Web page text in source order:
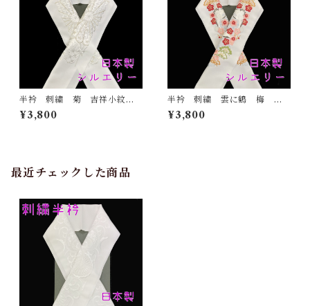
半衿 刺繍 菊 吉祥小紋
銀 白地 シルエリー 新合
繊 日本製 刺繍衿 和装小
¥3,800
半衿 刺繍 雲に鶴 梅
松 白地 シルエリー 新合
繊 日本製 刺繍衿 和装小
¥3,800
最近チェックした商品